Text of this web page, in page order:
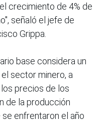
crecimiento de 4% de
señaló el jefe de
Grippa.
base considera un
sector minero, a
precios de los
de la producción
enfrentaron el año